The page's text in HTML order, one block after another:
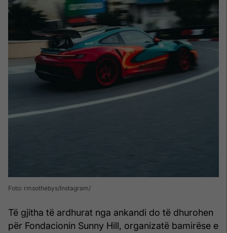
Foto: rmsothebys/Instagram
Të gjitha të ardhurat nga ankandi do të dhurohen
për Fondacionin Sunny Hill, organizatë bamirëse e